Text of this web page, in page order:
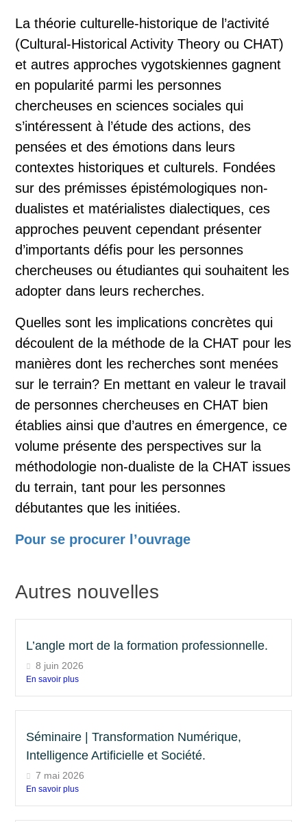
La théorie culturelle-historique de l’activité
(Cultural-Historical Activity Theory ou CHAT)
et autres approches vygotskiennes gagnent
en popularité parmi les personnes
chercheuses en sciences sociales qui
s’intéressent à l’étude des actions, des
pensées et des émotions dans leurs
contextes historiques et culturels. Fondées
sur des prémisses épistémologiques non-
dualistes et matérialistes dialectiques, ces
approches peuvent cependant présenter
d’importants défis pour les personnes
chercheuses ou étudiantes qui souhaitent les
adopter dans leurs recherches.
Quelles sont les implications concrètes qui
découlent de la méthode de la CHAT pour les
manières dont les recherches sont menées
sur le terrain? En mettant en valeur le travail
de personnes chercheuses en CHAT bien
établies ainsi que d’autres en émergence, ce
volume présente des perspectives sur la
méthodologie non-dualiste de la CHAT issues
du terrain, tant pour les personnes
débutantes que les initiées.
Pour se procurer l’ouvrage
Autres nouvelles
L’angle mort de la formation professionnelle.
8 juin 2026
En savoir plus
Séminaire | Transformation Numérique,
Intelligence Artificielle et Société.
7 mai 2026
En savoir plus